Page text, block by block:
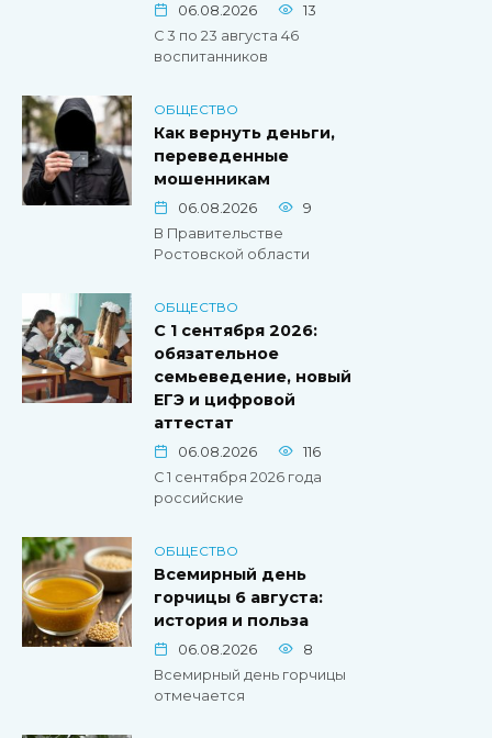
06.08.2026
13
С 3 по 23 августа 46
воспитанников
ОБЩЕСТВО
Как вернуть деньги,
переведенные
мошенникам
06.08.2026
9
В Правительстве
Ростовской области
ОБЩЕСТВО
С 1 сентября 2026:
обязательное
семьеведение, новый
ЕГЭ и цифровой
аттестат
06.08.2026
116
С 1 сентября 2026 года
российские
ОБЩЕСТВО
Всемирный день
горчицы 6 августа:
история и польза
06.08.2026
8
Всемирный день горчицы
отмечается